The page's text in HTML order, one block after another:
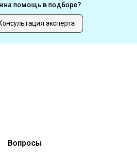
помощь в подборе?
эксперта
Вопросы